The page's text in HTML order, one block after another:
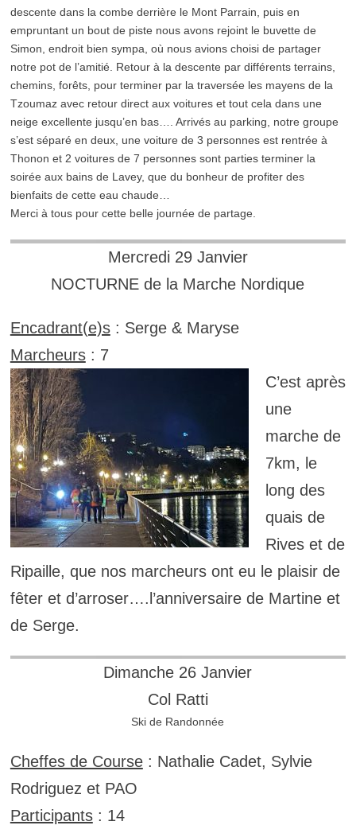
descente dans la combe derrière le Mont Parrain, puis en
empruntant un bout de piste nous avons rejoint le buvette de
Simon, endroit bien sympa, où nous avions choisi de partager
notre pot de l’amitié. Retour à la descente par différents terrains,
chemins, forêts, pour terminer par la traversée les mayens de la
Tzoumaz avec retour direct aux voitures et tout cela dans une
neige excellente jusqu’en bas…. Arrivés au parking, notre groupe
s’est séparé en deux, une voiture de 3 personnes est rentrée à
Thonon et 2 voitures de 7 personnes sont parties terminer la
soirée aux bains de Lavey, que du bonheur de profiter des
bienfaits de cette eau chaude…
Merci à tous pour cette belle journée de partage.
Mercredi 29 Janvier
NOCTURNE de la Marche Nordique
Encadrant(e)s: Serge & Maryse
Marcheurs: 7
C’est après
une
marche de
7km, le
long des
quais de
Rives et de
Ripaille, que nos marcheurs ont eu le plaisir de
fêter et d’arroser….l’anniversaire de Martine et
de Serge.
Dimanche 26 Janvier
Col Ratti
Ski de Randonnée
Cheffes de Course: Nathalie Cadet, Sylvie
Rodriguez et PAO
Participants: 14